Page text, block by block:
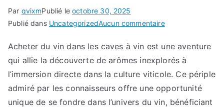
Par qvixmPublié leoctobre 30, 2025
Publié dans UncategorizedAucun commentairesur
voyage
sensoriel
unique
:
l’expérience
Acheter du vin dans les caves à vin est une aventure
qui allie la découverte de arômes inexplorés à
l’immersion directe dans la culture viticole. Ce périple
admiré par les connaisseurs offre une opportunité
unique de se fondre dans l’univers du vin, bénéficiant